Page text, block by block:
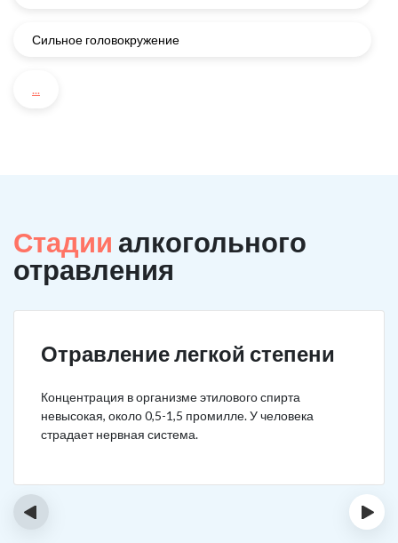
Сильное головокружение
...
Стадии алкогольного
отравления
Отравление легкой степени
Концентрация в организме этилового спирта
невысокая, около 0,5-1,5 промилле. У человека
страдает нервная система.
‹ ›